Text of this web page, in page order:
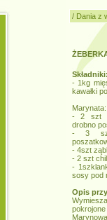
/ Dania z
- 1kg
kawałki
Marynata:
- 2 szt
drobno
- 3 szt
- 4szt
- 2 szt
-
sosy pod
Opis